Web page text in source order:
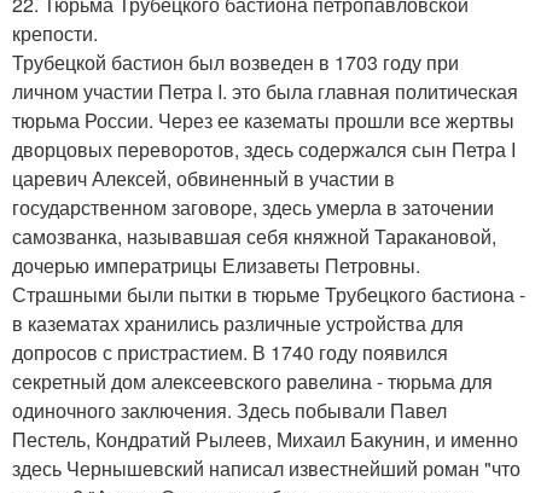
крепости.
Трубецкой бастион был возведен в 1703 году при
личном участии Петра I. это была главная политическая
тюрьма России. Через ее казематы прошли все жертвы
дворцовых переворотов, здесь содержался сын Петра I
царевич Алексей, обвиненный в участии в
государственном заговоре, здесь умерла в заточении
самозванка, называвшая себя княжной Таракановой,
дочерью императрицы Елизаветы Петровны.
Страшными были пытки в тюрьме Трубецкого бастиона -
в казематах хранились различные устройства для
допросов с пристрастием. В 1740 году появился
секретный дом алексеевского равелина - тюрьма для
одиночного заключения. Здесь побывали Павел
Пестель, Кондратий Рылеев, Михаил Бакунин, и именно
здесь Чернышевский написал известнейший роман "что